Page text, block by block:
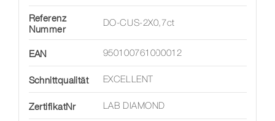
Referenz
Nummer
DO-CUS-2X0,7ct
EAN 950100761000012
Schnittqualität EXCELLENT
ZertifikatNr LAB DIAMOND